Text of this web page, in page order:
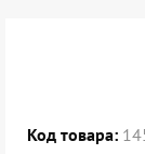
Код товара: